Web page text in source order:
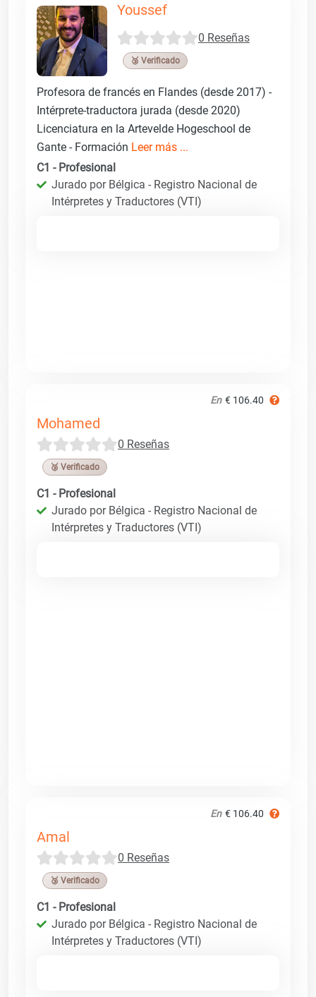
Youssef
0 Reseñas
🥉 Verificado
Profesora de francés en Flandes (desde 2017) -
Intérprete-traductora jurada (desde 2020)
Licenciatura en la Artevelde Hogeschool de
Gante - Formación Leer más ...
C1 - Profesional
Jurado por Bélgica - Registro Nacional de
Intérpretes y Traductores (VTI)
En € 106.40
Mohamed
0 Reseñas
🥉 Verificado
C1 - Profesional
Jurado por Bélgica - Registro Nacional de
Intérpretes y Traductores (VTI)
En € 106.40
Amal
0 Reseñas
🥉 Verificado
C1 - Profesional
Jurado por Bélgica - Registro Nacional de
Intérpretes y Traductores (VTI)